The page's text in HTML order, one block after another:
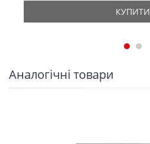
КУПИТИ
Аналогічні товари